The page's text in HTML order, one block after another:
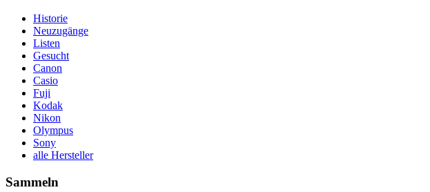
Historie
Neuzugänge
Listen
Gesucht
Canon
Casio
Fuji
Kodak
Nikon
Olympus
Sony
alle Hersteller
Sammeln